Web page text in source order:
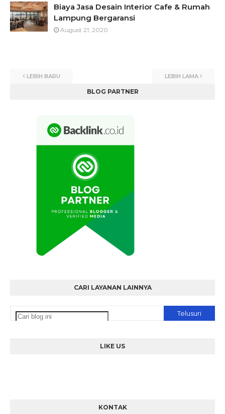
Biaya Jasa Desain Interior Cafe & Rumah
Lampung Bergaransi
August 21, 2020
LEBIH BARU LEBIH LAMA
BLOG PARTNER
CARI LAYANAN LAINNYA
LIKE US
KONTAK